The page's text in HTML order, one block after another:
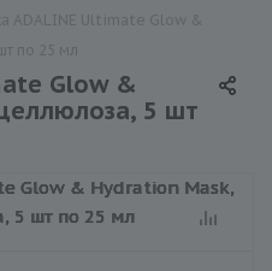
Glow &
5 шт